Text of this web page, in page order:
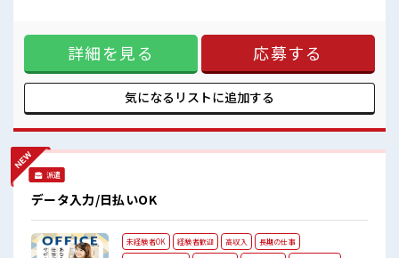
残業はほとんどなし！
プライベートも謳歌できる☆
高収入もバッチリ目指せますよ！
ンゲイ≫ 新しいことにチャレンジするのは不安だけど、 しっ
かり働く環境が整っています！ イチからスキルUP・ステップ
UP目指していきましょう！ ≪自分に向いている仕事が探せる
≫ 困った事などがあれば、 担当がしっかりサポートします！
■職場の雰囲気 女性が多めの職場です♪ ロッカーあり！ 安心
してお仕事に集中♪ 残業はほとんどなし！ プライベートも謳
詳細を見る 応募する
気になるリストに追加する
派遣
データ入力/日払いOK
未経験者OK 経験者歓迎 高収入
長期の仕事